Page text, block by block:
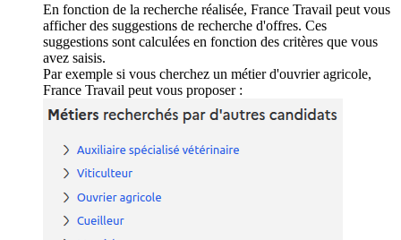
En fonction de la recherche réalisée, France Travail peut vous
afficher des suggestions de recherche d'offres. Ces
suggestions sont calculées en fonction des critères que vous
avez saisis.
Par exemple si vous cherchez un métier d'ouvrier agricole,
France Travail peut vous proposer :